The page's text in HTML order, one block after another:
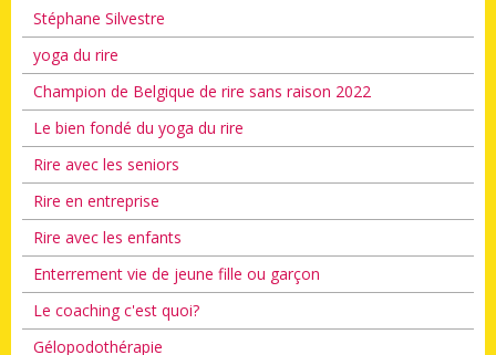
Stéphane Silvestre
yoga du rire
Champion de Belgique de rire sans raison 2022
Le bien fondé du yoga du rire
Rire avec les seniors
Rire en entreprise
Rire avec les enfants
Enterrement vie de jeune fille ou garçon
Le coaching c'est quoi?
Gélopodothérapie